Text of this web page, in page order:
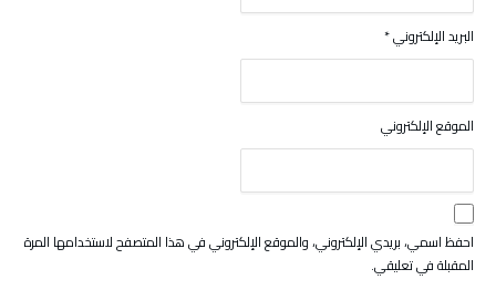
البريد الإلكتروني*
الموقع الإلكتروني
احفظ اسمي، بريدي الإلكتروني، والموقع الإلكتروني في هذا المتصفح لاستخدامها المرة
المقبلة في تعليقي.